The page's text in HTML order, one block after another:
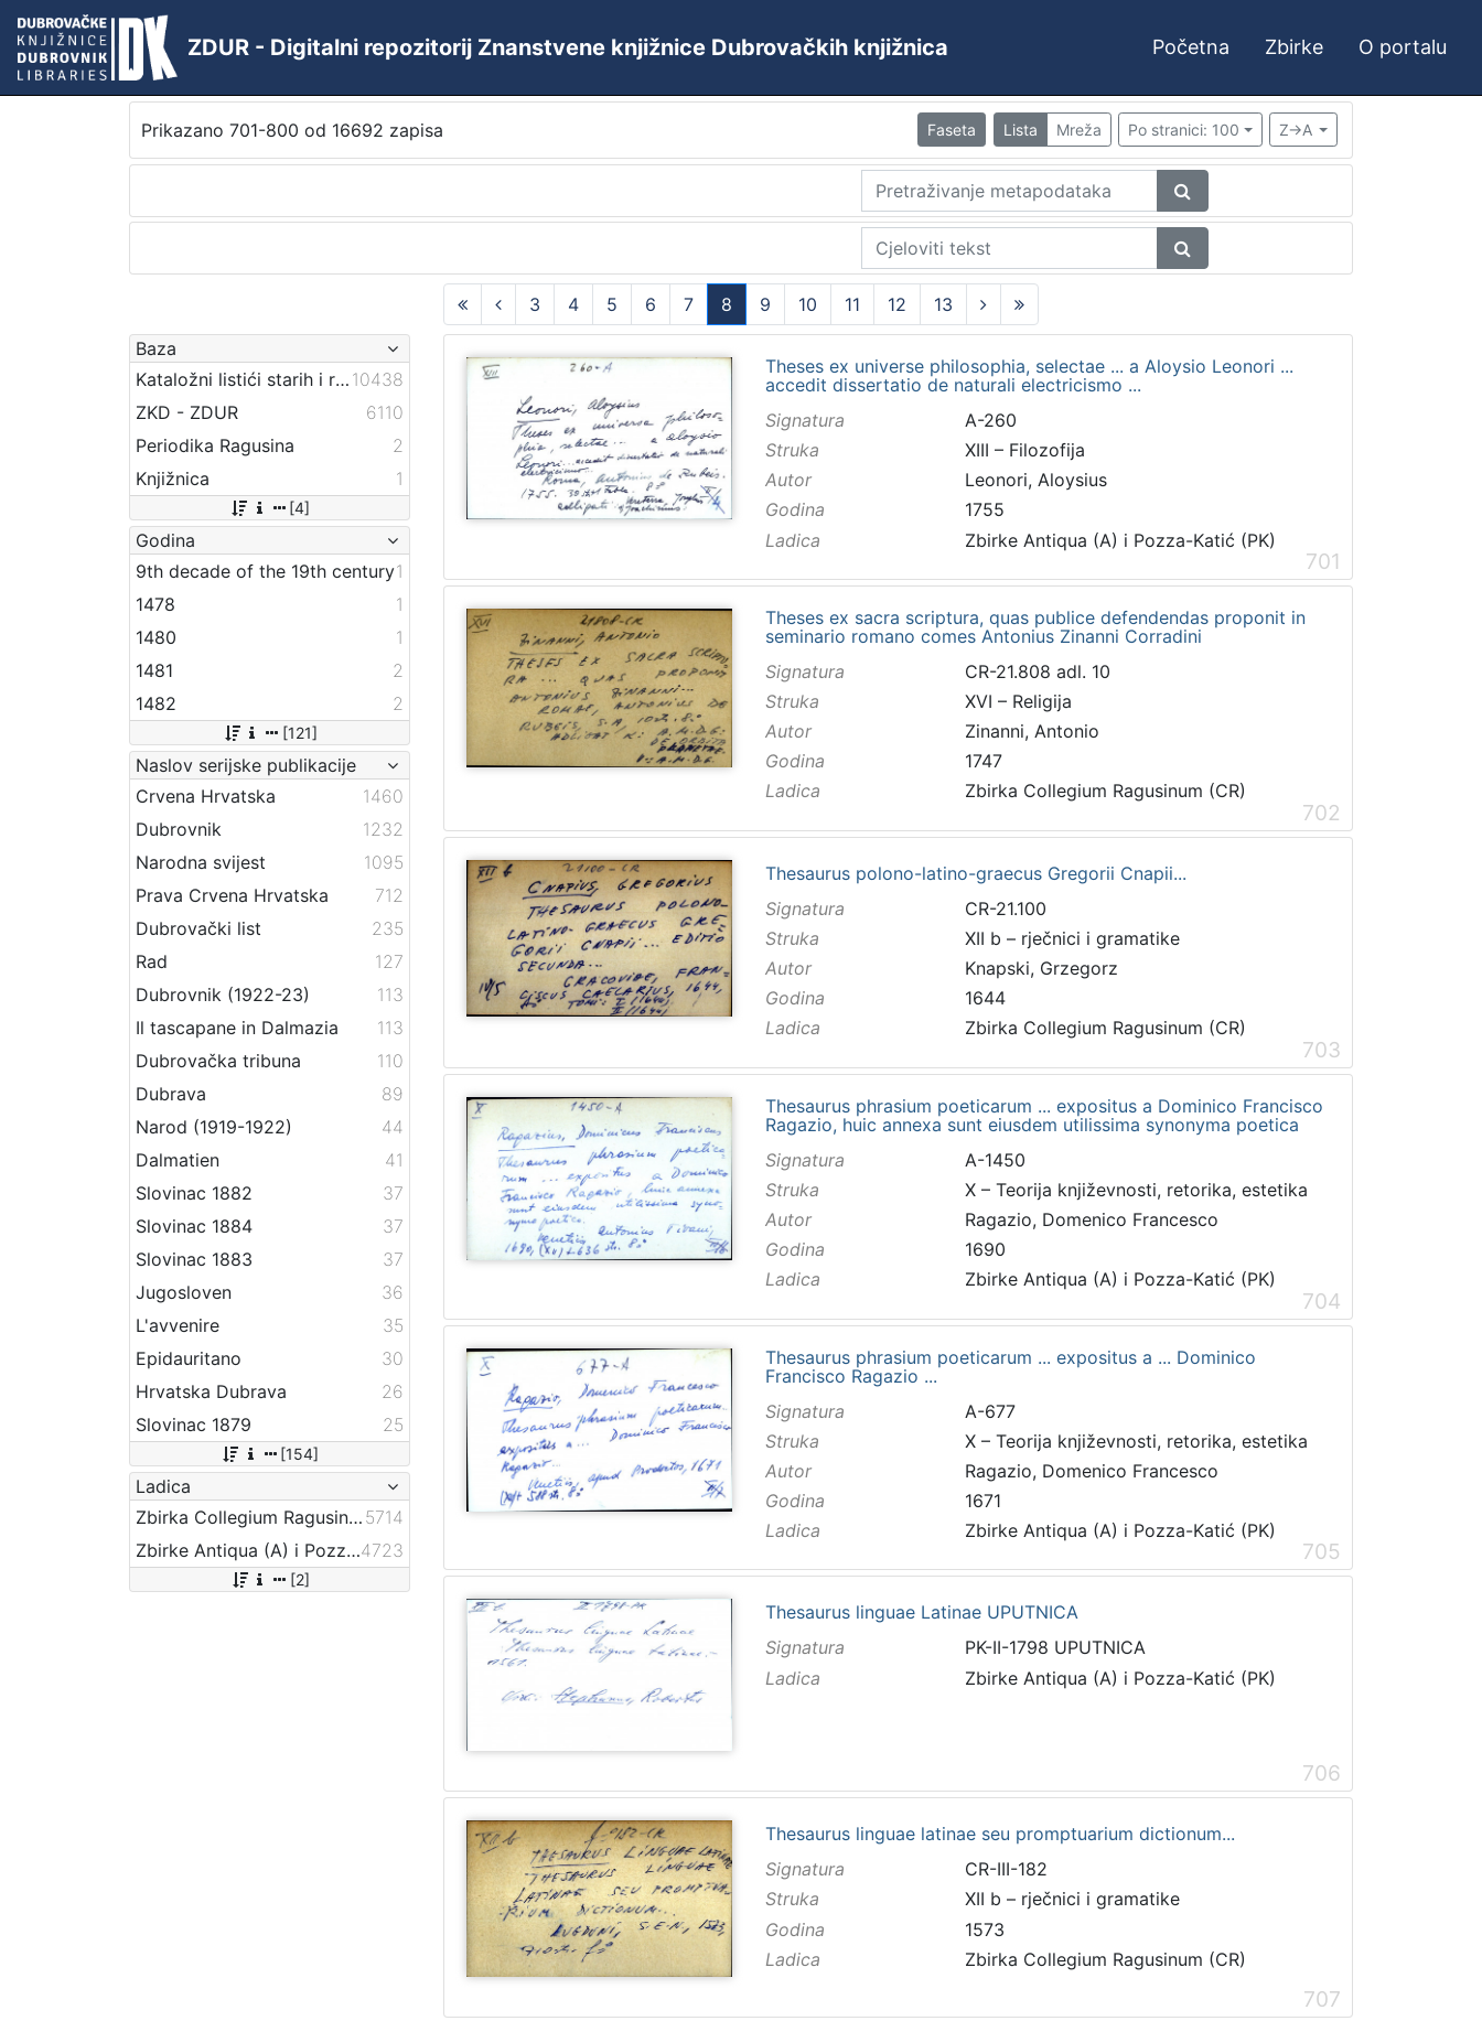
ZDUR - Digitalni repozitorij Znanstvene knjižnice Dubrovačkih knjižnica Početna Zbirke O portalu
Prikazano 701-800 od 16692 zapisa Faseta Lista Mreža Po stranici: 100 Z->A
3 4 5 6 7
8
(current)
9 10 11 12
13
Baza
Kataložni listići starih i rijetkih knjiga 10438
ZKD - ZDUR
6110
Periodika Ragusina
2
Knjižnica
1
[4]
Godina
9th decade of the 19th century1
1478
1
1480
1
1481
2
1482
2
[121]
Naslov serijske publikacije
Crvena Hrvatska
1460
Dubrovnik
1232
Narodna svijest
1095
Prava Crvena Hrvatska
712
Dubrovački list
235
Rad
127
Dubrovnik (1922-23)
113
Il tascapane in Dalmazia
113
Dubrovačka tribuna
110
Dubrava
89
Narod (1919-1922)
44
Dalmatien
41
Slovinac 1882
37
Slovinac 1884
37
Slovinac 1883
37
Jugosloven
36
L'avvenire
35
Epidauritano
30
Hrvatska Dubrava
26
Slovinac 1879
25
[154]
Ladica
Zbirka Collegium Ragusinum (CR) 5714
Zbirke Antiqua (A) i Pozza-Katić (PK)4723
[2]
Theses ex universe philosophia, selectae ... a Aloysio Leonori ...
accedit dissertatio de naturali electricismo ...
Signatura
A-260
Struka
XIII – Filozofija
Autor
Leonori, Aloysius
Godina
1755
Ladica
Zbirke Antiqua (A) i Pozza-Katić (PK)
701
Theses ex sacra scriptura, quas publice defendendas proponit in
seminario romano comes Antonius Zinanni Corradini
Signatura
CR-21.808 adl. 10
Struka
XVI – Religija
Autor
Zinanni, Antonio
Godina
1747
Ladica
Zbirka Collegium Ragusinum (CR)
702
Thesaurus polono-latino-graecus Gregorii Cnapii...
Signatura
CR-21.100
Struka
XII b – rječnici i gramatike
Autor
Knapski, Grzegorz
Godina
1644
Ladica
Zbirka Collegium Ragusinum (CR)
703
Thesaurus phrasium poeticarum ... expositus a Dominico Francisco
Ragazio, huic annexa sunt eiusdem utilissima synonyma poetica
Signatura
A-1450
Struka
X – Teorija književnosti, retorika, estetika
Autor
Ragazio, Domenico Francesco
Godina
1690
Ladica
Zbirke Antiqua (A) i Pozza-Katić (PK)
704
Thesaurus phrasium poeticarum ... expositus a ... Dominico
Francisco Ragazio ...
Signatura
A-677
Struka
X – Teorija književnosti, retorika, estetika
Autor
Ragazio, Domenico Francesco
Godina
1671
Ladica
Zbirke Antiqua (A) i Pozza-Katić (PK)
705
Thesaurus linguae Latinae UPUTNICA
Signatura
PK-II-1798 UPUTNICA
Ladica
Zbirke Antiqua (A) i Pozza-Katić (PK)
706
Thesaurus linguae latinae seu promptuarium dictionum...
Signatura
CR-III-182
Struka
XII b – rječnici i gramatike
Godina
1573
Ladica
Zbirka Collegium Ragusinum (CR)
707